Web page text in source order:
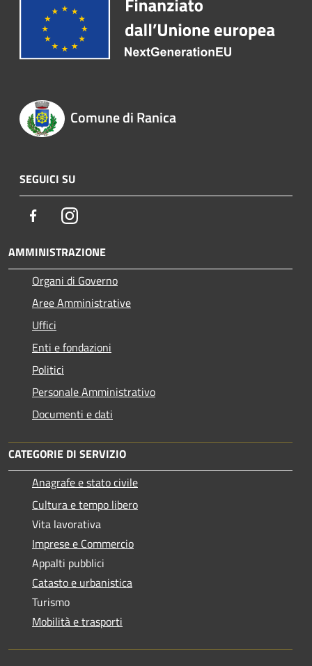
Comune di Ranica
SEGUICI SU
FacebookInstagram
AMMINISTRAZIONE
Organi di Governo
Aree Amministrative
Uffici
Enti e fondazioni
Politici
Personale Amministrativo
Documenti e dati
CATEGORIE DI SERVIZIO
Anagrafe e stato civile
Cultura e tempo libero
Vita lavorativa
Imprese e Commercio
Appalti pubblici
Catasto e urbanistica
Turismo
Mobilità e trasporti